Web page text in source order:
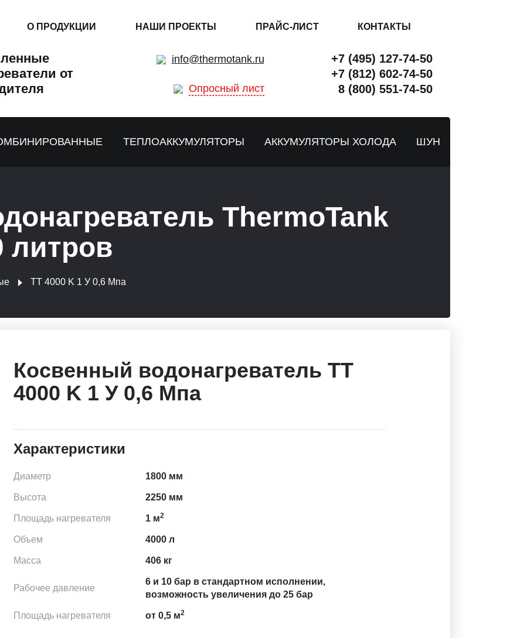
О ПРОДУКЦИИ НАШИ ПРОЕКТЫ ПРАЙС-ЛИСТ КОНТАКТЫ
от
info@thermotank.ru
Опросный лист
+7 (495) 127-74-50
+7 (812) 602-74-50
8 (800) 551-74-50
ТЕПЛОАККУМУЛЯТОРЫ АККУМУЛЯТОРЫ ХОЛОДА ШУН
ThermoTank
литров
ТТ 4000 K 1 У 0,6 Мпа
Косвенный водонагреватель ТТ
4000 K 1 У 0,6 Мпа
Характеристики
Диаметр 1800 мм
Высота 2250 мм
Площадь нагревателя 1 м2
Объем 4000 л
Масса 406 кг
Рабочее давление
6 и 10 бар в стандартном исполнении,
возможность увеличения до 25 бар
Площадь нагревателя от 0,5 м2